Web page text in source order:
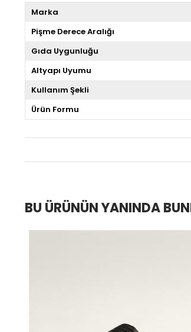
Marka
Pişme Derece Aralığı
Gıda Uygunluğu
Altyapı Uyumu
Kullanım Şekli
Ürün Formu
BU ÜRÜNÜN YANINDA